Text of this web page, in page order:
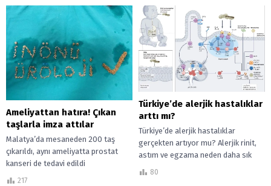
Anlaşma, ilaç maliyetlerini
düşürmeyi...
öneriler.
Ameliyattan hatıra! Çıkan
taşlarla imza attılar
Malatya’da mesaneden 200 taş
çıkarıldı, aynı ameliyatta prostat
kanseri de tedavi edildi
217
Türkiye’de alerjik hastalıklar
arttı mı?
Türkiye’de alerjik hastalıklar
gerçekten artıyor mu? Alerjik rinit,
astım ve egzama neden daha sık
görülüyor?
80